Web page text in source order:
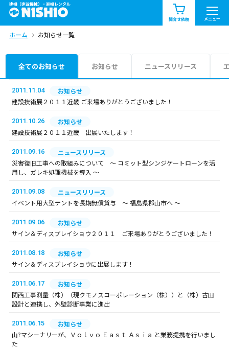
建機（建設機械）・重機レンタル
問合せ依頼 メニュー
商品一覧 お知らせ一覧
問合せ依頼リスト
エリア情報を見る
ホーム お知らせ一覧
全てのお知らせ お知らせ ニュースリリース
2011.11.04
お知らせ
建設技術展２０１１近畿 ご来場ありがとうございました！
2011.10.26
お知らせ
建設技術展２０１１近畿 出展いたします！
2011.09.16
ニュースリリース
災害復旧工事への取組みについて ～ コミット型シンジケートローンを活
用し、ガレキ処理機械を導入 ～
2011.09.08
ニュースリリース
イベント用大型テントを長期無償貸与 ～ 福島県郡山市へ ～
2011.09.06
お知らせ
サイン＆ディスプレイショウ２０１１ ご来場ありがとうございました！
2011.08.18
お知らせ
サイン＆ディスプレイショウに出展します！
2011.06.17
お知らせ
関西工事測量（株）（現クモノスコーポレーション（株））と（株）古田
設計と連携し、外壁診断事業に進出
2011.06.15
お知らせ
山?マシーナリーが、Ｖｏｌｖｏ Ｅａｓｔ Ａｓｉａ と業務提携を行いまし
た